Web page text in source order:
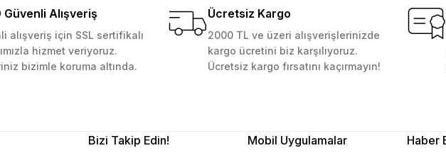
Güvenli Alışveriş
alışveriş için SSL sertifikalı
hizmet veriyoruz.
bizimle koruma altında.
Ücretsiz Kargo
2000 TL ve üzeri alışverişlerinizde
kargo ücretini biz karşılıyoruz.
Ücretsiz kargo fırsatını kaçırmayın!
Bizi Takip Edin! Mobil Uygulamalar Haber